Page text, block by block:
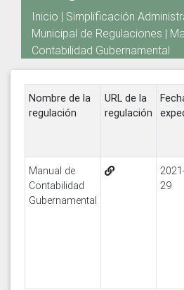
Inicio | Simplificación
Municipal de Regulaciones |
Contabilidad Gubernamental
Nombre de la
regulación
URL de la
regulación
Manual de
Contabilidad
Gubernamental
29